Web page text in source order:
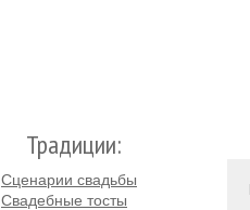
Традиции:
Сценарии свадьбы
Свадебные тосты